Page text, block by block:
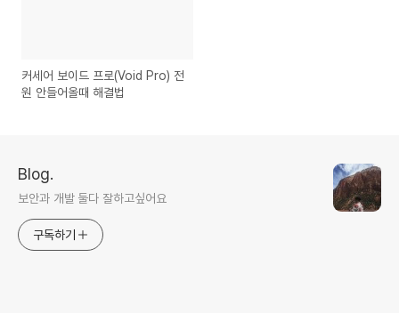
커세어 보이드 프로(Void Pro) 전
원 안들어올때 해결법
Blog.
보안과 개발 둘다 잘하고싶어요
구독하기